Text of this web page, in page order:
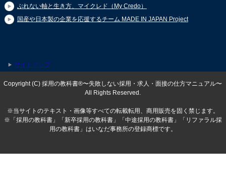
ぶれない軸と生き方、マイクレド（My Credo）
国産や日本製の企業を応援するチーム MADE IN JAPAN Project
サイトマップ
Copyright (C) 採用の教科書®〜失敗しない採用・求人・面接の仕方マニュアル〜
All Rights Reserved.
※当サイトのテキスト・画像等すべての転載転用、商用販売を固く禁じます。
※「採用の教科書」「新卒採用の教科書」「中途採用の教科書」「リファラル採
用の教科書」はいなだ事務所の登録商標です。